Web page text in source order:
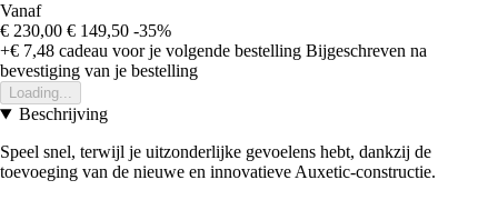
Vanaf
€ 230,00 € 149,50 -35%
+€ 7,48 cadeau voor je volgende bestelling Bijgeschreven na
bevestiging van je bestelling
Loading...
Beschrijving
Speel snel, terwijl je uitzonderlijke gevoelens hebt, dankzij de
toevoeging van de nieuwe en innovatieve Auxetic-constructie.